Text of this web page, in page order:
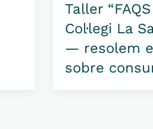
Taller
Col·legi La
— resolem
sobre